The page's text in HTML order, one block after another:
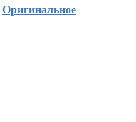
Оригинальное